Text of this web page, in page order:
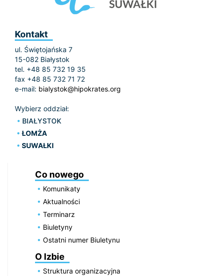
Kontakt
ul. Świętojańska 7
15-082 Białystok
tel. +48 85 732 19 35
fax +48 85 732 71 72
e-mail: bialystok@hipokrates.org
Wybierz oddział:
BIAŁYSTOK
ŁOMŻA
SUWAŁKI
Co nowego
Komunikaty
Aktualności
Terminarz
Biuletyny
Ostatni numer Biuletynu
O Izbie
Struktura organizacyjna